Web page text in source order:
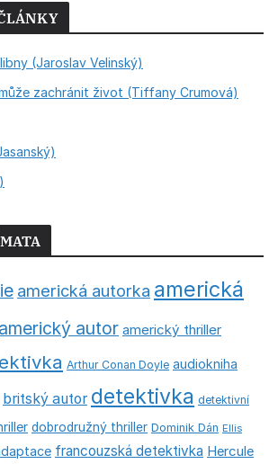
(Jaroslav Velinský)
zachránit život (Tiffany Crumová)
americká autorka americká
americký autor americký thriller
Arthur Conan Doyle audiokniha
britský autor detektivka detektivní
dobrodružný thriller Dominik Dán Ellis
francouzská detektivka Hercule